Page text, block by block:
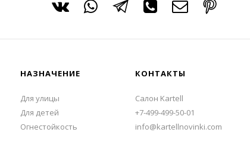
НАЗНАЧЕНИЕ
Для улицы
Для детей
Огнестойкость
КОНТАКТЫ
Салон Kartell
+7-499-499-50-01
info@kartellnovinki.com